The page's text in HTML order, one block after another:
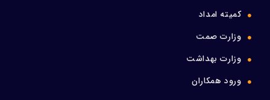
کمیته امداد
وزارت صمت
وزارت بهداشت
ورود همکاران